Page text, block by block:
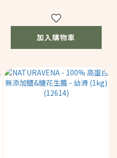
加入購物車